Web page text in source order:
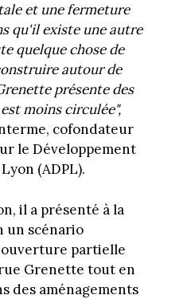
et une fermeture
qu'il existe une autre
quelque chose de
autour de
présente des
moins circulée",
cofondateur
le Développement
(ADPL).
il a présenté à la
un scénario
partielle
Grenette tout en
des aménagements